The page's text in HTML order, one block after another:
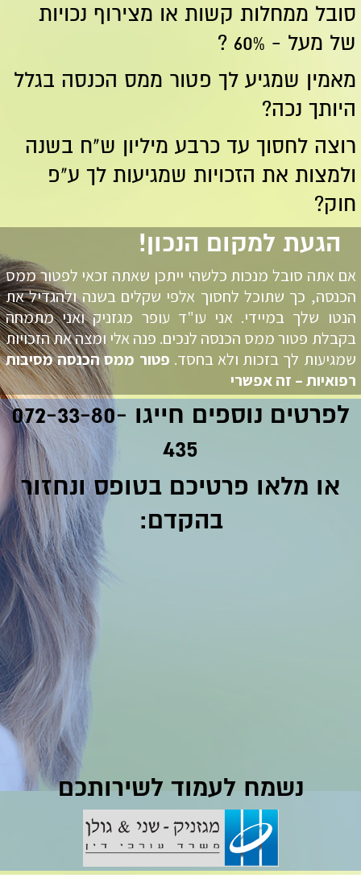
סובל ממחלות קשות או מצירוף נכויות
של מעל - 60% ?
מאמין שמגיע לך פטור ממס הכנסה בגלל
היותך נכה?
רוצה לחסוך עד כרבע מיליון ש"ח בשנה
ולמצות את הזכויות שמגיעות לך ע"פ
חוק?
אם אתה סובל מנכות כלשהי ייתכן שאתה זכאי לפטור ממס
הכנסה, כך שתוכל לחסוך אלפי שקלים בשנה ולהגדיל את
הנטו שלך במיידי. אני עו"ד עופר מגזניק ואני מתמחה
בקבלת פטור ממס הכנסה לנכים. פנה אלי ומצה את הזכויות
שמגיעות לך בזכות ולא בחסד. פטור ממס הכנסה מסיבות
רפואיות – זה אפשרי
הגעת למקום הנכון!
לפרטים נוספים חייגו 072-33-80-
435
או מלאו פרטיכם בטופס ונחזור
בהקדם:
נשמח לעמוד לשירותכם